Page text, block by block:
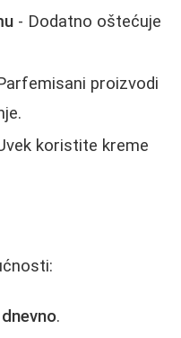
- Dodatno oštećuje
proizvodi
koristite kreme
.